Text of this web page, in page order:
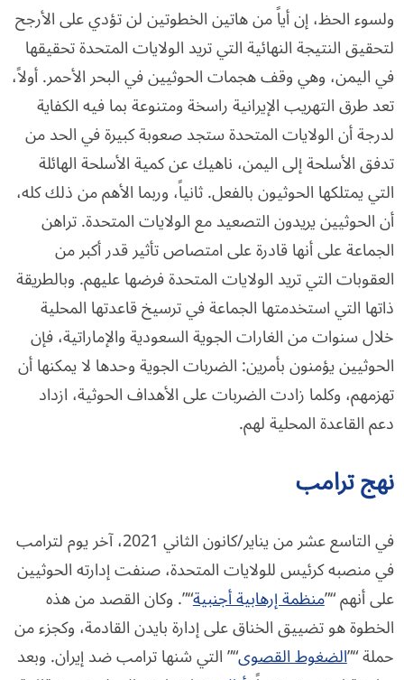
ولسوء الحظ، إن أياً من هاتين الخطوتين لن تؤدي على الأرجح
لتحقيق النتيجة النهائية التي تريد الولايات المتحدة تحقيقها
في اليمن، وهي وقف هجمات الحوثيين في البحر الأحمر. أولاً،
تعد طرق التهريب الإيرانية راسخة ومتنوعة بما فيه الكفاية
لدرجة أن الولايات المتحدة ستجد صعوبة كبيرة في الحد من
تدفق الأسلحة إلى اليمن، ناهيك عن كمية الأسلحة الهائلة
التي يمتلكها الحوثيون بالفعل. ثانياً، وربما الأهم من ذلك كله،
أن الحوثيين يريدون التصعيد مع الولايات المتحدة. تراهن
الجماعة على أنها قادرة على امتصاص تأثير قدر أكبر من
العقوبات التي تريد الولايات المتحدة فرضها عليهم. وبالطريقة
ذاتها التي استخدمتها الجماعة في ترسيخ قاعدتها المحلية
خلال سنوات من الغارات الجوية السعودية والإماراتية، فإن
الحوثيين يؤمنون بأمرين: الضربات الجوية وحدها لا يمكنها أن
تهزمهم، وكلما زادت الضربات على الأهداف الحوثية، ازداد
دعم القاعدة المحلية لهم.
نهج ترامب
في التاسع عشر من يناير/كانون الثاني 2021، آخر يوم لترامب
في منصبه كرئيس للولايات المتحدة، صنفت إدارته الحوثيين
على أنهم “”منظمة إرهابية أجنبية“”. وكان القصد من هذه
الخطوة هو تضييق الخناق على إدارة بايدن القادمة، وكجزء من
حملة “”الضغوط القصوى“” التي شنها ترامب ضد إيران. وبعد